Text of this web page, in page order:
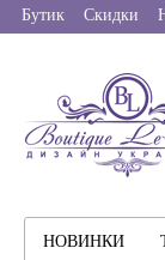
Бутик Скидки
НОВИНКИ